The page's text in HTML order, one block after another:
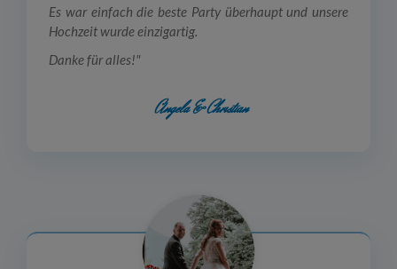
Es war einfach die beste Party überhaupt und unsere
Hochzeit wurde einzigartig.
Danke für alles!"
Angela & Christian